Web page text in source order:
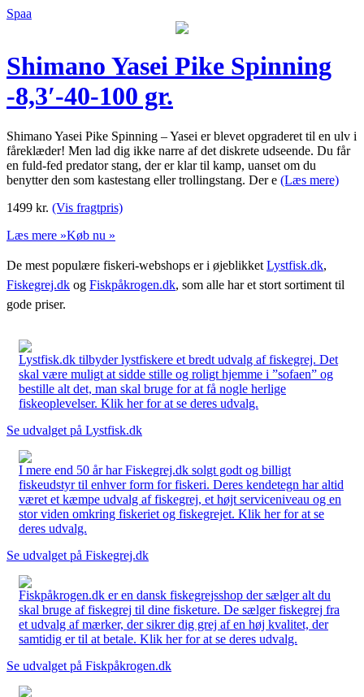
Spaa
Shimano Yasei Pike Spinning
-8,3′-40-100 gr.
Shimano Yasei Pike Spinning – Yasei er blevet opgraderet til en ulv i
fåreklæder! Men lad dig ikke narre af det diskrete udseende. Du får
en fuld-fed predator stang, der er klar til kamp, uanset om du
benytter den som kastestang eller trollingstang. Der e (Læs mere)
1499 kr. (Vis fragtpris)
Læs mere »Køb nu »
De mest populære fiskeri-webshops er i øjeblikket Lystfisk.dk,
Fiskegrej.dk og Fiskpåkrogen.dk, som alle har et stort sortiment til
gode priser.
Lystfisk.dk tilbyder lystfiskere et bredt udvalg af fiskegrej. Det
skal være muligt at sidde stille og roligt hjemme i ”sofaen” og
bestille alt det, man skal bruge for at få nogle herlige
fiskeoplevelser. Klik her for at se deres udvalg.
Se udvalget på Lystfisk.dk
I mere end 50 år har Fiskegrej.dk solgt godt og billigt
fiskeudstyr til enhver form for fiskeri. Deres kendetegn har altid
været et kæmpe udvalg af fiskegrej, et højt serviceniveau og en
stor viden omkring fiskeriet og fiskegrejet. Klik her for at se
deres udvalg.
Se udvalget på Fiskegrej.dk
Fiskpåkrogen.dk er en dansk fiskegrejsshop der sælger alt du
skal bruge af fiskegrej til dine fisketure. De sælger fiskegrej fra
et udvalg af mærker, der sikrer dig grej af en høj kvalitet, der
samtidig er til at betale. Klik her for at se deres udvalg.
Se udvalget på Fiskpåkrogen.dk